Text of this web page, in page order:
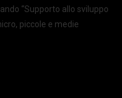
“Supporto allo sviluppo
piccole e medie